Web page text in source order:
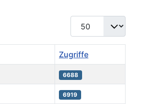
Anzeige #
Zugriffe
6688
6919